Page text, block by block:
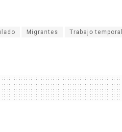
Migrantes Trabajo temporal